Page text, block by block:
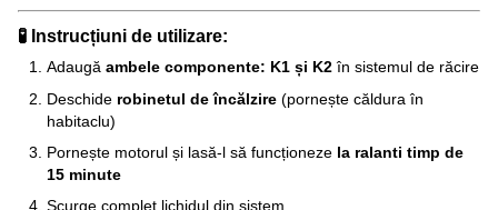
🧪 Instrucțiuni de utilizare:
Adaugă ambele componente: K1 și K2în sistemul de răcire
Deschide robinetul de încălzire (pornește căldura în
habitaclu)
Pornește motorul și lasă-l să funcționeze la ralanti timp de
15 minute
Scurge complet lichidul din sistem